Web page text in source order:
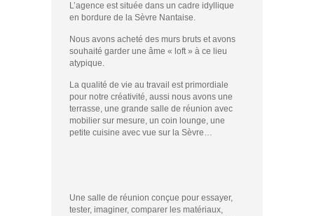
L’agence est située dans un cadre idyllique
en bordure de la Sèvre Nantaise.
Nous avons acheté des murs bruts et avons
souhaité garder une âme « loft » à ce lieu
atypique.
La qualité de vie au travail est primordiale
pour notre créativité, aussi nous avons une
terrasse, une grande salle de réunion avec
mobilier sur mesure, un coin lounge, une
petite cuisine avec vue sur la Sèvre…
Une salle de réunion conçue pour essayer,
tester, imaginer, comparer les matériaux,